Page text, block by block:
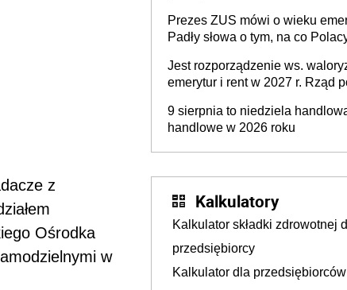
z
Ośrodka
w
Prezes ZUS mówi o wieku
Padły słowa o tym, na co
Jest rozporządzenie ws.
emerytur i rent w 2027 r. Rząd
9 sierpnia to niedziela
handlowe w 2026 roku
Kalkulatory
Kalkulator składki zdrowotnej
przedsiębiorcy
Kalkulator dla przedsiębiorców